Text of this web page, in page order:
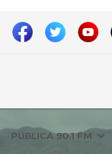
PUBLICA 90.1 FM